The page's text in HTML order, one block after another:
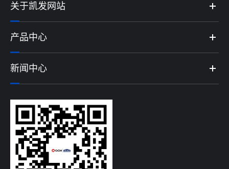
关于凯发网站
产品中心
新闻中心